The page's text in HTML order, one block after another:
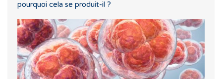
pourquoi cela se produit-il ?